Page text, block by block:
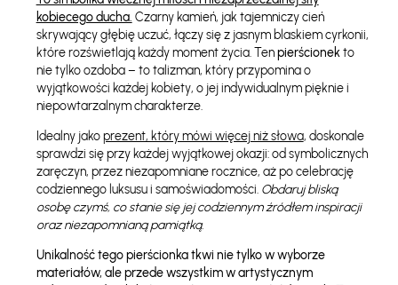
kobiecego ducha. Czarny kamień, jak tajemniczy cień
skrywający głębię uczuć, łączy się z jasnym blaskiem cyrkonii,
które rozświetlają każdy moment życia. Tenpierścionekto
nie tylko ozdoba – to talizman, który przypomina o
wyjątkowości każdej kobiety, o jej indywidualnym pięknie i
niepowtarzalnym charakterze.
Idealny jakoprezent, który mówi więcej niż słowa, doskonale
sprawdzi się przy każdej wyjątkowej okazji: od symbolicznych
zaręczyn, przez niezapomniane rocznice, aż po celebrację
codziennego luksusu i samoświadomości. Obdaruj bliską
osobę czymś, co stanie się jej codziennym źródłem inspiracji
oraz niezapomnianą pamiątką.
Unikalność tego pierścionka tkwi nie tylko w wyborze
materiałów, ale przede wszystkim w artystycznym